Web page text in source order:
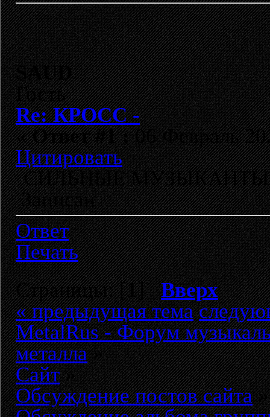
SAUD
Гость
Re: КРОСС -
«Ответ #1 :06 Февраль
Цитировать
СИЛЬНЫЕ МУЗЫКАНТЫ,
Записан
Ответ
Печать
Страницы: [1]Вверх
« предыдущая тема
MetalRus - Форум
металла»
Сайт»
Обсуждение постов сайта»